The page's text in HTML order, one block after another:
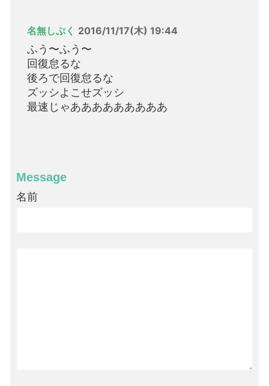
名無しぷく 2016/11/17(木) 19:44
ふう〜ふう〜
回復怠るな
後ろで回復怠るな
ズッシよこせズッシ
最速じゃあああああああああ
Message
名前